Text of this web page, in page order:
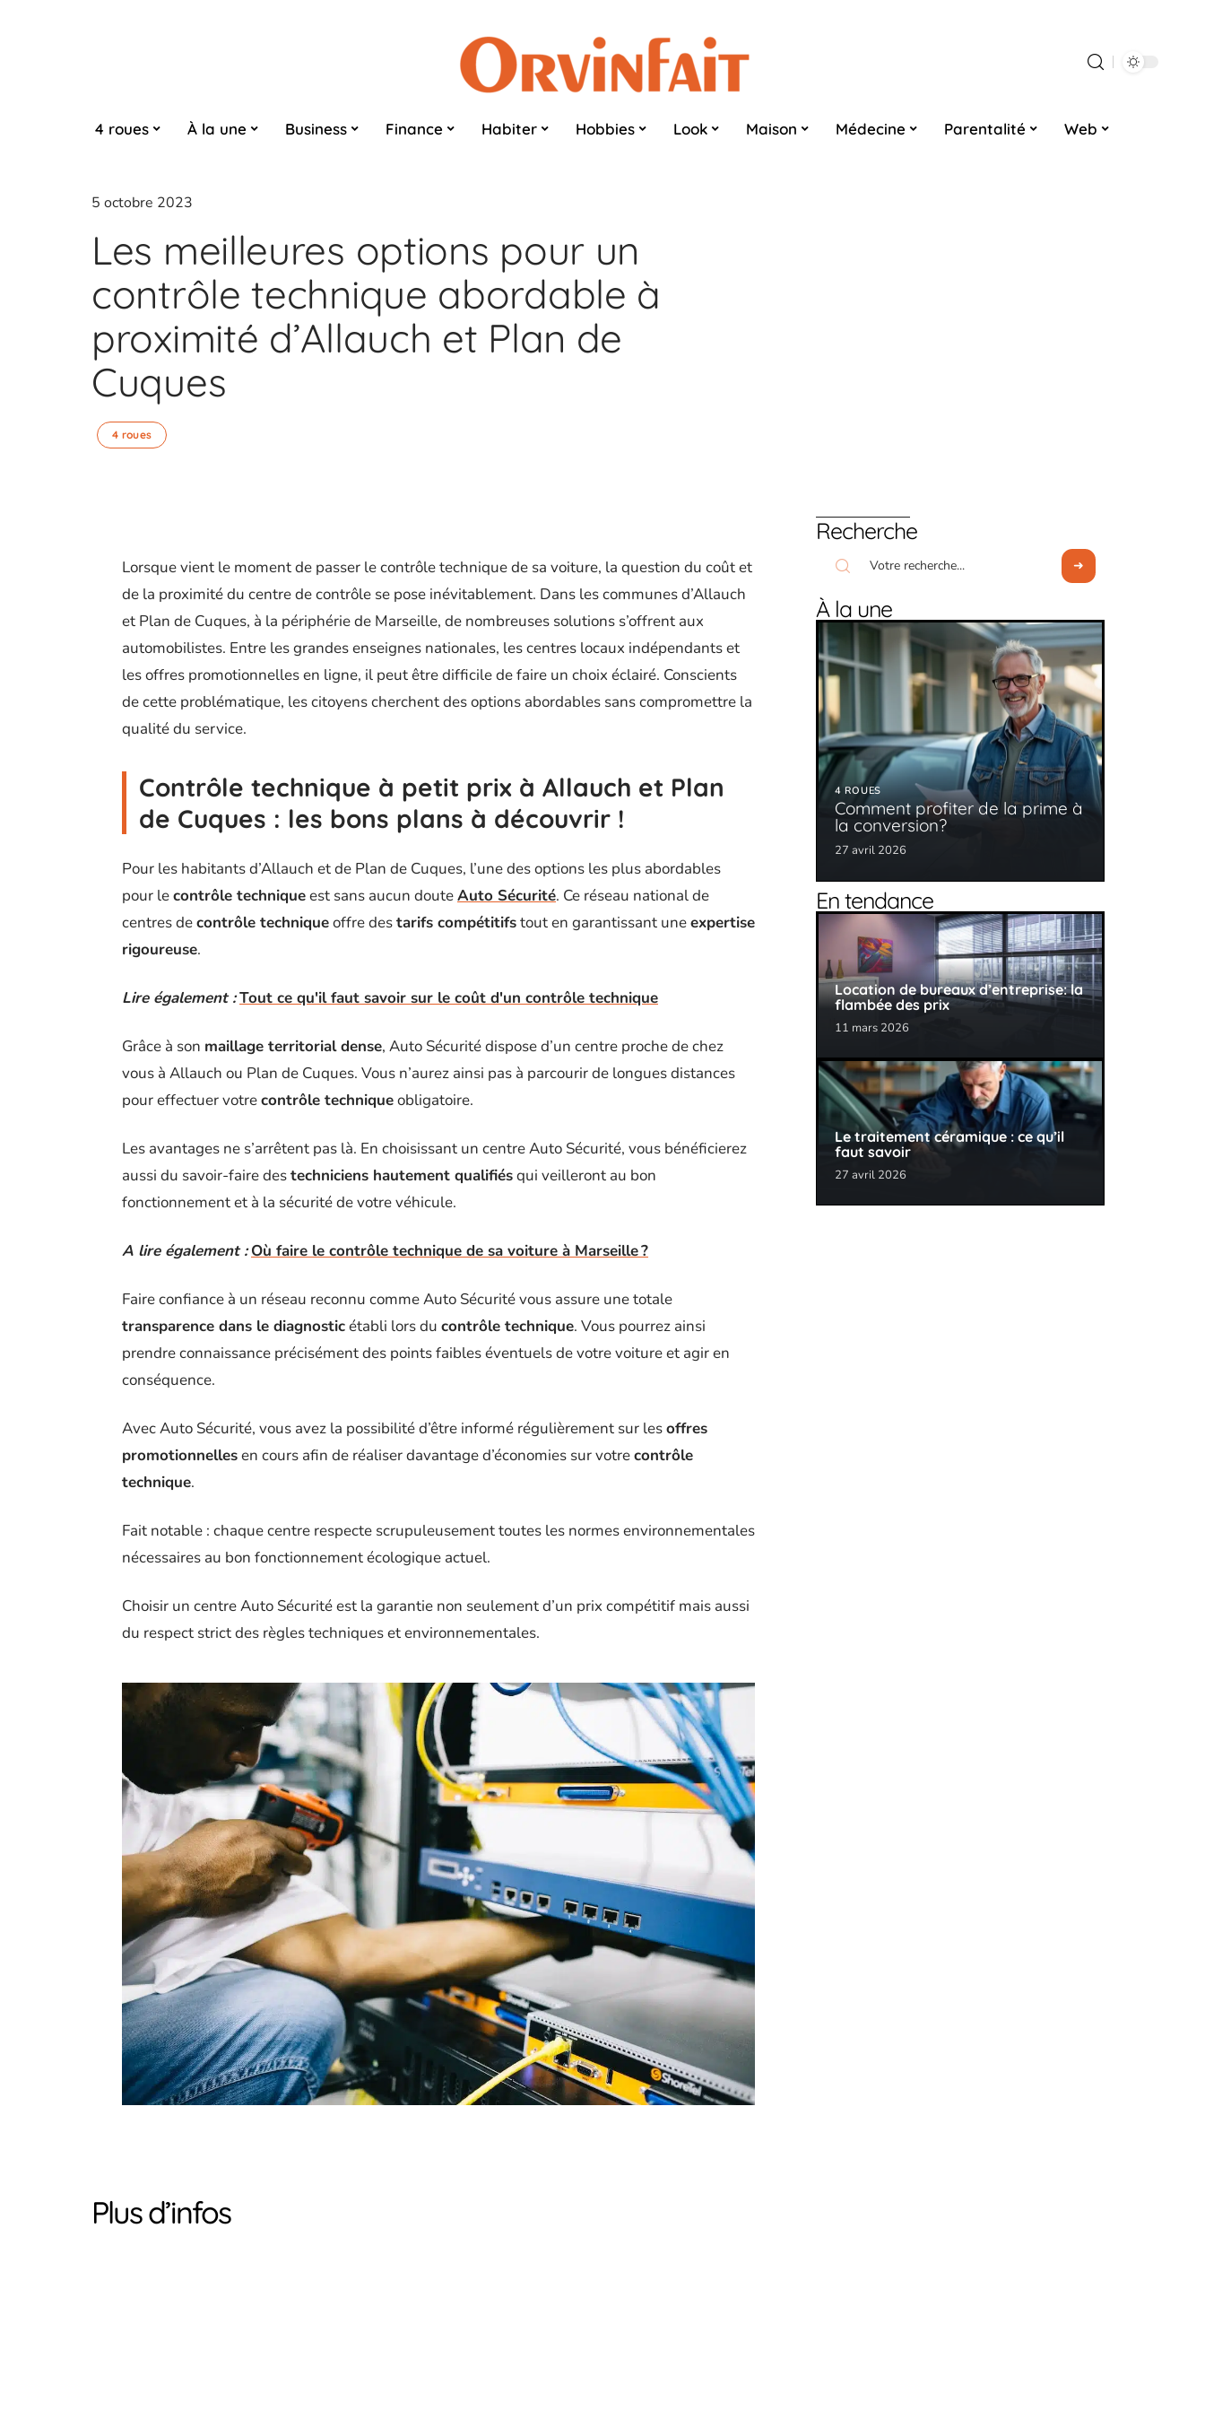
4 roues À la une Business Finance Habiter Hobbies Look Maison Médecine Parentalité Web
5 octobre 2023
Les meilleures options pour un
contrôle technique abordable à
proximité d’Allauch et Plan de
Cuques
4 roues
Lorsque vient le moment de passer le contrôle technique de sa voiture, la question du coût et
de la proximité du centre de contrôle se pose inévitablement. Dans les communes d’Allauch
et Plan de Cuques, à la périphérie de Marseille, de nombreuses solutions s’offrent aux
automobilistes. Entre les grandes enseignes nationales, les centres locaux indépendants et
les offres promotionnelles en ligne, il peut être difficile de faire un choix éclairé. Conscients
de cette problématique, les citoyens cherchent des options abordables sans compromettre la
qualité du service.
Contrôle technique à petit prix à Allauch et Plan
de Cuques : les bons plans à découvrir !
Pour les habitants d’Allauch et de Plan de Cuques, l’une des options les plus abordables
pour lecontrôle techniqueest sans aucun douteAuto Sécurité. Ce réseau national de
centres decontrôle techniqueoffre destarifs compétitifstout en garantissant uneexpertise
rigoureuse.
Lire également :Tout ce qu'il faut savoir sur le coût d'un contrôle technique
Grâce à son maillage territorial dense, Auto Sécurité dispose d’un centre proche de chez
vous à Allauch ou Plan de Cuques. Vous n’aurez ainsi pas à parcourir de longues distances
pour effectuer votrecontrôle techniqueobligatoire.
Les avantages ne s’arrêtent pas là. En choisissant un centre Auto Sécurité, vous bénéficierez
aussi du savoir-faire destechniciens hautement qualifiésqui veilleront au bon
fonctionnement et à la sécurité de votre véhicule.
A lire également : Où faire le contrôle technique de sa voiture à Marseille ?
Faire confiance à un réseau reconnu comme Auto Sécurité vous assure une totale
transparence dans le diagnosticétabli lors du contrôle technique. Vous pourrez ainsi
prendre connaissance précisément des points faibles éventuels de votre voiture et agir en
conséquence.
Avec Auto Sécurité, vous avez la possibilité d’être informé régulièrement sur lesoffres
promotionnellesen cours afin de réaliser davantage d’économies sur votrecontrôle
technique.
Fait notable : chaque centre respecte scrupuleusement toutes les normes environnementales
nécessaires au bon fonctionnement écologique actuel.
Choisir un centre Auto Sécurité est la garantie non seulement d’un prix compétitif mais aussi
du respect strict des règles techniques et environnementales.
Plus d’infos
Recherche
À la une
4 ROUES
Comment profiter de la prime à
la conversion?
27 avril 2026
En tendance
Location de bureaux d’entreprise: la
flambée des prix
11 mars 2026
Le traitement céramique : ce qu’il
faut savoir
27 avril 2026